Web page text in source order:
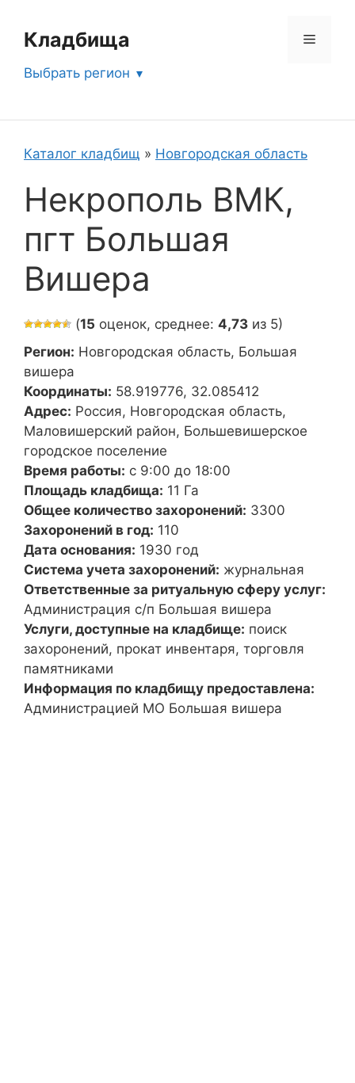
содержимому
Кладбища Меню
Выбрать регион
Каталог кладбищ » Новгородская область
Некрополь ВМК,
пгт Большая
Вишера
(15 оценок, среднее: 4,73 из 5)
Регион: Новгородская область, Большая
вишера
Координаты: 58.919776, 32.085412
Адрес: Россия, Новгородская область,
Маловишерский район, Большевишерское
городское поселение
Время работы: с 9:00 до 18:00
Площадь кладбища: 11 Га
Общее количество захоронений: 3300
Захоронений в год: 110
Дата основания: 1930 год
Система учета захоронений: журнальная
Ответственные за ритуальную сферу услуг:
Администрация с/п Большая вишера
Услуги, доступные на кладбище: поиск
захоронений, прокат инвентаря, торговля
памятниками
Информация по кладбищу предоставлена:
Администрацией МО Большая вишера